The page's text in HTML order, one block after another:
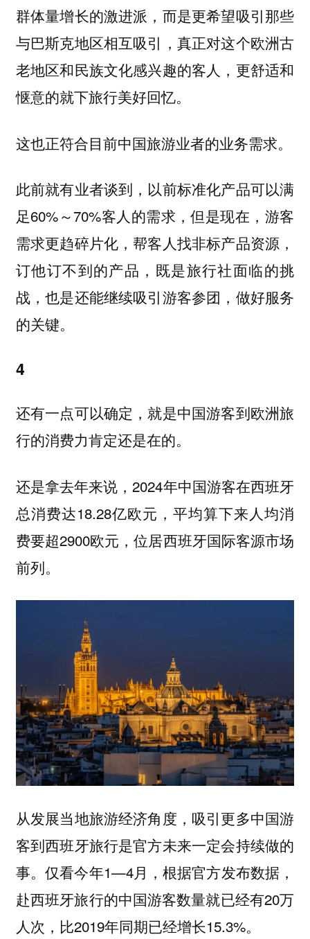
群体量增长的激进派，而是更希望吸引那些
与巴斯克地区相互吸引，真正对这个欧洲古
老地区和民族文化感兴趣的客人，更舒适和
惬意的就下旅行美好回忆。
这也正符合目前中国旅游业者的业务需求。
此前就有业者谈到，以前标准化产品可以满
足60%～70%客人的需求，但是现在，游客
需求更趋碎片化，帮客人找非标产品资源，
订他订不到的产品，既是旅行社面临的挑
战，也是还能继续吸引游客参团，做好服务
的关键。
4
还有一点可以确定，就是中国游客到欧洲旅
行的消费力肯定还是在的。
还是拿去年来说，2024年中国游客在西班牙
总消费达18.28亿欧元，平均算下来人均消
费要超2900欧元，位居西班牙国际客源市场
前列。
从发展当地旅游经济角度，吸引更多中国游
客到西班牙旅行是官方未来一定会持续做的
事。仅看今年1—4月，根据官方发布数据，
赴西班牙旅行的中国游客数量就已经有20万
人次，比2019年同期已经增长15.3%。